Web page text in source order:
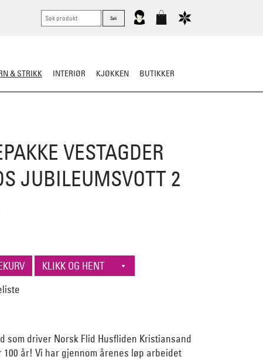
& STRIKK INTERIØR KJØKKEN BUTIKKER
VESTAGDER
JUBILEUMSVOTT 2
som driver Norsk Flid Husfliden Kristiansand
år! Vi har gjennom årenes løp arbeidet